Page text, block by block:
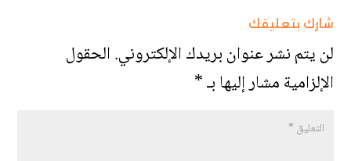
شارك بتعليقك
لن يتم نشر عنوان بريدك الإلكتروني.الحقول
الإلزامية مشار إليها بـ*